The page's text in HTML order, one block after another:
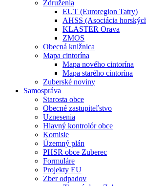
Združenia
EUT (Euroregion Tatry)
AHSS (Asociácia
KLASTER Orava
ZMOS
Obecná knižnica
Mapa cintorína
Mapa nového cintorína
Mapa starého cintorína
Zuberské noviny
Samospráva
Starosta obce
Obecné zastupiteľstvo
Uznesenia
Hlavný kontrolór obce
Komisie
Územný plán
PHSR obce Zuberec
Formuláre
Projekty EU
Zber odpadov